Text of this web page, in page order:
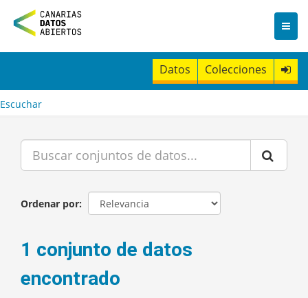
n
t
Datos Colecciones
Escuchar
Ordenar por
1 conjunto de datos
encontrado